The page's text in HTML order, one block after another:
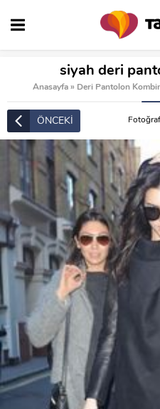
siyah deri
Anasayfa » Deri Pantolon
ÖNCEKİ